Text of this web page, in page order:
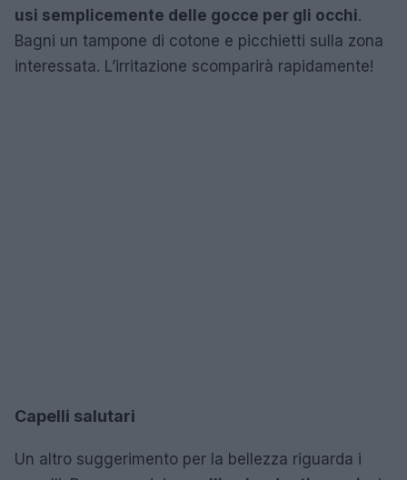
usi semplicemente delle gocce per gli occhi.
Bagni un tampone di cotone e picchietti sulla zona
interessata. L’irritazione scomparirà rapidamente!
Capelli salutari
Un altro suggerimento per la bellezza riguarda i